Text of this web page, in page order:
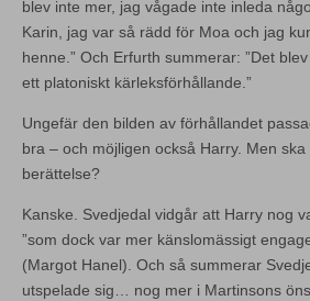
blev inte mer, jag vågade inte inleda
Karin, jag var så rädd för Moa och jag
henne.” Och Erfurth summerar: ”Det
ett platoniskt kärleksförhållande.”
Ungefär den bilden av förhållandet
bra – och möjligen också Harry. Men
berättelse?
Kanske. Svedjedal vidgår att Harry nog
”som dock var mer känslomässigt
(Margot Hanel). Och så summerar
utspelade sig… nog mer i Martinsons